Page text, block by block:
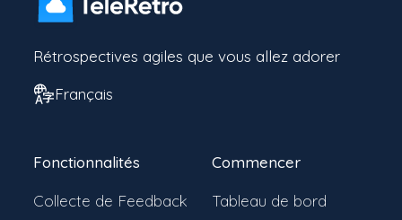
Rétrospectives agiles que vous allez adorer
Français
Fonctionnalités
Collecte de Feedback
Commencer
Tableau de bord